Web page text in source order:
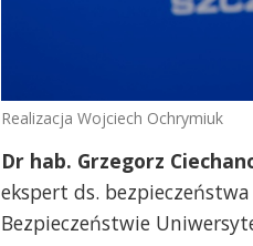
Realizacja Wojciech Ochrymiuk
Dr hab. Grzegorz
ekspert ds.
Bezpieczeństwie